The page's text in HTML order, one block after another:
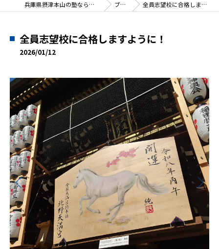
兵庫県摂津本山の塾ならこうべ学習会 ブログ 全員志望校に合格しますように！
全員志望校に合格しますように！
2026/01/12